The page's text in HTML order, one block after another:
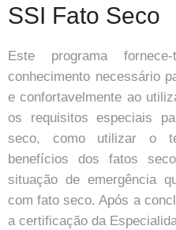
SSI Fato Seco
Este programa
conhecimento necessário
e confortavelmente ao
os requisitos especiais
seco, como utilizar o
benefícios dos fatos
situação de emergência
com fato seco. Após a
a certificação da